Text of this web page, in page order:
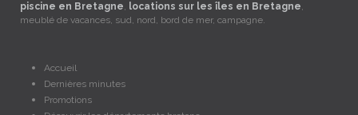
piscine en Bretagne, locations sur les îles en Bretagne,
meublé de vacances, sud, nord, bord de mer, campagne.
Accueil
Dernières minutes
Promotions